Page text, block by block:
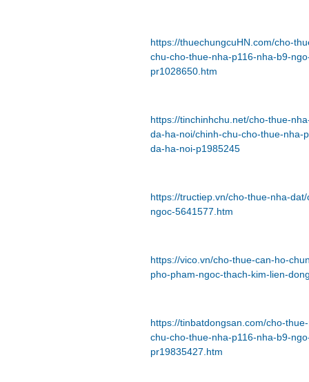
https://thuechungcuHN.com/cho-
chu-cho-thue-nha-p116-nha-b9-
pr1028650.htm
https://tinchinhchu.net/cho-thue-
da-ha-noi/chinh-chu-cho-thue-nha-
da-ha-noi-p1985245
https://tructiep.vn/cho-thue-nha-
ngoc-5641577.htm
https://vico.vn/cho-thue-can-ho-
pho-pham-ngoc-thach-kim-lien-
https://tinbatdongsan.com/cho-
chu-cho-thue-nha-p116-nha-b9-
pr19835427.htm